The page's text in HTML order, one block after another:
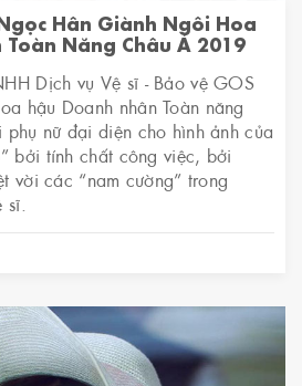
Hân Giành Ngôi Hoa
Năng Châu Á 2019
Dịch vụ Vệ sĩ - Bảo vệ GOS
hậu Doanh nhân Toàn năng
nữ đại diện cho hình ảnh của
bởi tính chất công việc, bởi
vời các “nam cường” trong